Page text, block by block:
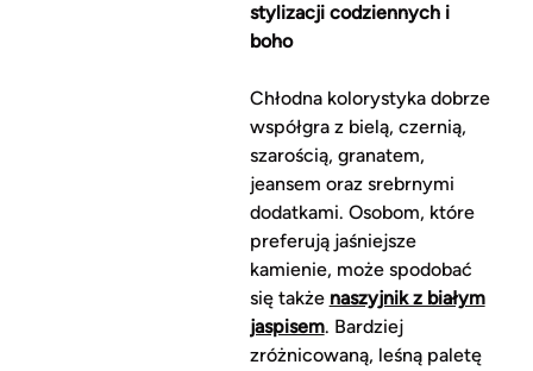
stylizacji codziennych i
boho
Chłodna kolorystyka dobrze
współgra z bielą, czernią,
szarością, granatem,
jeansem oraz srebrnymi
dodatkami. Osobom, które
preferują jaśniejsze
kamienie, może spodobać
się także naszyjnik z białym
jaspisem. Bardziej
zróżnicowaną, leśną paletę